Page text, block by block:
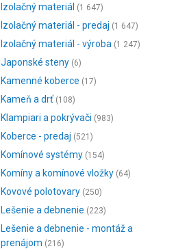
Izolačný materiál (1 647)
Izolačný materiál - predaj (1 647)
Izolačný materiál - výroba (1 247)
Japonské steny (6)
Kamenné koberce (17)
Kameň a drť (108)
Klampiari a pokrývači (983)
Koberce - predaj (521)
Komínové systémy (154)
Komíny a komínové vložky (64)
Kovové polotovary (250)
Lešenie a debnenie (223)
Lešenie a debnenie - montáž a
prenájom (216)